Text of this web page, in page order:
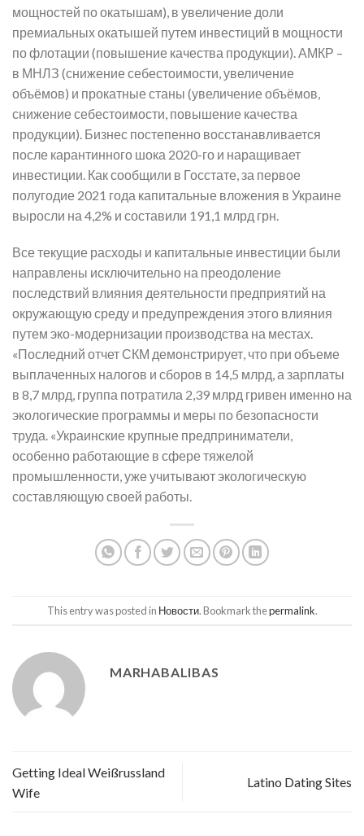
мощностей по окатышам), в увеличение доли
премиальных окатышей путем инвестиций в мощности
по флотации (повышение качества продукции). АМКР –
в МНЛЗ (снижение себестоимости, увеличение
объёмов) и прокатные станы (увеличение объёмов,
снижение себестоимости, повышение качества
продукции). Бизнес постепенно восстанавливается
после карантинного шока 2020-го и наращивает
инвестиции. Как сообщили в Госстате, за первое
полугодие 2021 года капитальные вложения в Украине
выросли на 4,2% и составили 191,1 млрд грн.
Все текущие расходы и капитальные инвестиции были
направлены исключительно на преодоление
последствий влияния деятельности предприятий на
окружающую среду и предупреждения этого влияния
путем эко-модернизации производства на местах.
«Последний отчет СКМ демонстрирует, что при объеме
выплаченных налогов и сборов в 14,5 млрд, а зарплаты
в 8,7 млрд, группа потратила 2,39 млрд гривен именно на
экологические программы и меры по безопасности
труда. «Украинские крупные предприниматели,
особенно работающие в сфере тяжелой
промышленности, уже учитывают экологическую
составляющую своей работы.
This entry was posted in Новости. Bookmark thepermalink.
MARHABALIBAS
Getting Ideal Weißrussland
Wife
Latino Dating Sites